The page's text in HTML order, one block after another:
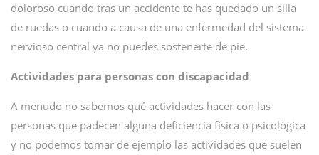
doloroso cuando tras un accidente te has quedado un silla
de ruedas o cuando a causa de una enfermedad del sistema
nervioso central ya no puedes sostenerte de pie.
Actividades para personas con discapacidad
A menudo no sabemos qué actividades hacer con las
personas que padecen alguna deficiencia física o psicológica
y no podemos tomar de ejemplo las actividades que suelen